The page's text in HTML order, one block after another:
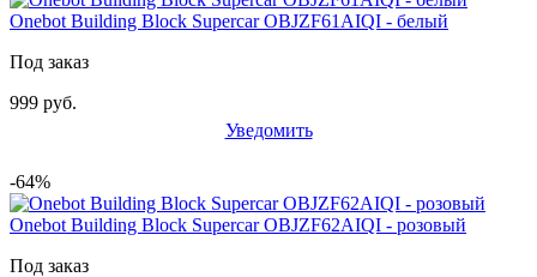
Onebot Building Block Supercar OBJZF61AIQI - белый
Под заказ
999 руб.
Уведомить
-64%
Onebot Building Block Supercar OBJZF62AIQI - розовый
Под заказ